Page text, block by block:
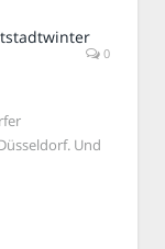
0
Und